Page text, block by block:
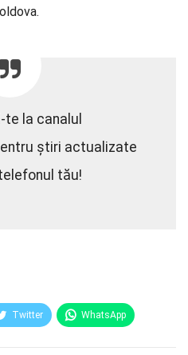
te la canalul
știri actualizate
tău!
Twitter WhatsApp